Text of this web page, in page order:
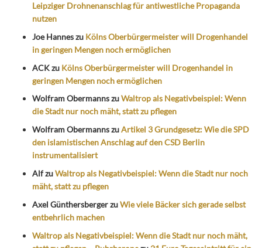
Leipziger Drohnenanschlag für antiwestliche Propaganda
nutzen
Joe Hanneszu Kölns Oberbürgermeister will Drogenhandel
in geringen Mengen noch ermöglichen
ACKzu Kölns Oberbürgermeister will Drogenhandel in
geringen Mengen noch ermöglichen
Wolfram ObermannszuWaltrop als Negativbeispiel: Wenn
die Stadt nur noch mäht, statt zu pflegen
Wolfram ObermannszuArtikel 3 Grundgesetz: Wie die SPD
den islamistischen Anschlag auf den CSD Berlin
instrumentalisiert
AlfzuWaltrop als Negativbeispiel: Wenn die Stadt nur noch
mäht, statt zu pflegen
Axel GünthersbergerzuWie viele Bäcker sich gerade selbst
entbehrlich machen
Waltrop als Negativbeispiel: Wenn die Stadt nur noch mäht,